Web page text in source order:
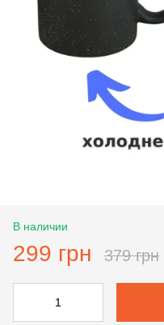
В наличии
299 грн 379 грн